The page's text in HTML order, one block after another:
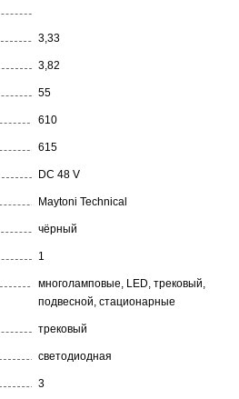
3,33
3,82
55
610
615
DC 48 V
Maytoni Technical
чёрный
1
многоламповые, LED, трековый,
подвесной, стационарные
трековый
светодиодная
3